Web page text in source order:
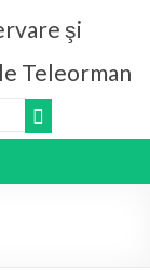
şi
Teleorman